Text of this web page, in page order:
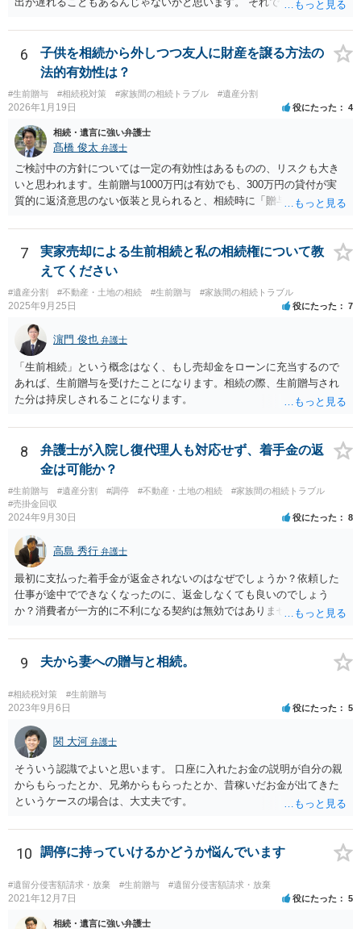
6
子供を相続から外しつつ友人に財産を譲る方法の
法的有効性は？
#生前贈与 #相続税対策 #家族間の相続トラブル #遺産分割
2026年1月19日 役にたった 4
相続・遺言に強い弁護士
髙橋 俊太 弁護士
ご検討中の方針については一定の有効性はあるものの、リスクも大き
いと思われます。生前贈与1000万円は有効でも、300万円の貸付が実
質的に返済意思のない仮装と見られると、相続時に「贈与」と評価さ
法として考えられるものとしては、 ①信託（家族信託・目的信託） 財
産を信託口に移し、受託者（信頼できる友人や専門職）に管理させ、
・生存中はあなたの生活費・介護費に優先充当 ・残余を友人や慈善団
体へ と使途を厳格に指定。相続ではなく信託帰属になるため、子の関
与を大きく排除できます。 ②遺言＋生命保険の組合せ 生活資金は手元
に残し、余剰資金で受取人を友人・団体にした保険を活用。保険金は
相続財産とは別枠で、遺留分対策にも有効と思われます。 ③負担付死
因贈与 「介護・見守り等を条件に、死亡時に財産を渡す」契約。条件
不履行なら無効にでき、老後の安心を担保できます。 ④ 寄附予約＋解
除条件 慈善団体への寄附を予約しつつ、資金不足時は解除できる条項
を設定。 などがあり得るかと思われます。
7
実家売却による生前相続と私の相続権について教
えてください
#遺産分割 #不動産・土地の相続 #生前贈与 #家族間の相続トラブル
2025年9月25日 役にたった 7
濵門 俊也 弁護士
「生前相続」という概念はなく、もし売却金をローンに充当するので
あれば、生前贈与を受けたことになります。相続の際、生前贈与され
た分は持戻しされることになります。
8
弁護士が入院し復代理人も対応せず、着手金の返
金は可能か？
#生前贈与 #遺産分割 #調停 #不動産・土地の相続
#家族間の相続トラブル
#売掛金回収
2024年9月30日 役にたった 8
高島 秀行 弁護士
最初に支払った着手金が返金されないのはなぜでしょうか？依頼した
仕事が途中でできなくなったのに、返金しなくても良いのでしょう
か？消費者が一方的に不利になる契約は無効ではありませんか？
務があると思います。 倒れた弁護士が所属する弁護士会に相談さ
れた方がよいと思います。 倒れた弁護士は脳梗塞で倒れたようで
すが、 判断能力があり、復代理を倒れた弁護士の判断で復代理を
選任したのか 即ち、復代理人の選任は有効なのかという問題もあ
ると思います。
9 夫から妻への贈与と相続。
#相続税対策 #生前贈与
2023年9月6日 役にたった 5
関 大河 弁護士
そういう認識でよいと思います。 口座に入れたお金の説明が自分の親
からもらったとか、兄弟からもらったとか、昔稼いだお金が出てきた
というケースの場合は、大丈夫です。
10 調停に持っていけるかどうか悩んでいます
#遺留分侵害額請求・放棄 #生前贈与 #遺留分侵害額請求・放棄
2021年12月7日 役にたった 5
相続・遺言に強い弁護士